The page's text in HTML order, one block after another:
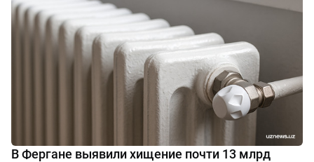
В Фергане выявили хищение почти 13 млрд